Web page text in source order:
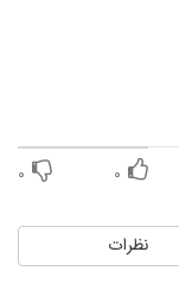
۰ ۰
نظرات